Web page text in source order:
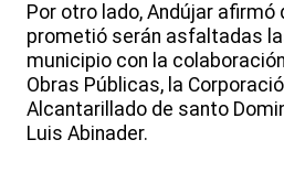
Por otro lado, Andújar afirmó
prometió serán asfaltadas
municipio con la
Obras Públicas, la
Alcantarillado de santo
Luis Abinader.